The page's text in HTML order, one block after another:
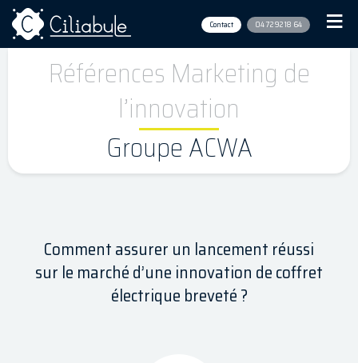
Contact 04 72 92 18 64
Références Marketing de
l’innovation
Groupe ACWA
Comment assurer un lancement réussi
sur le marché d’une innovation de coffret
électrique breveté ?